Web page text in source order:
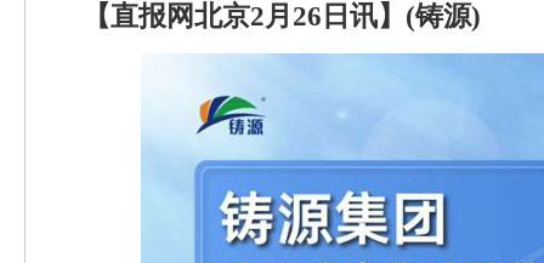
【直报网北京2月26日讯】(铸源)